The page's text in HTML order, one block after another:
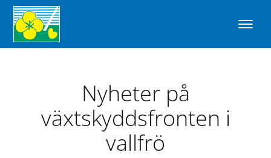
Nyheter på
växtskyddsfronten i
vallfrö